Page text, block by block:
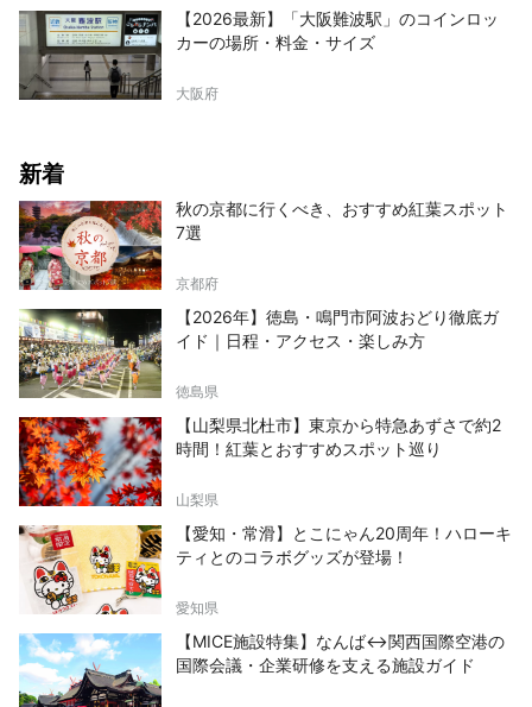
【2026最新】「大阪難波駅」のコインロッ
カーの場所・料金・サイズ
大阪府
新着
秋の京都に行くべき、おすすめ紅葉スポット
7選
京都府
【2026年】徳島・鳴門市阿波おどり徹底ガ
イド｜日程・アクセス・楽しみ方
徳島県
【山梨県北杜市】東京から特急あずさで約2
時間！紅葉とおすすめスポット巡り
山梨県
【愛知・常滑】とこにゃん20周年！ハローキ
ティとのコラボグッズが登場！
愛知県
【MICE施設特集】なんば↔関西国際空港の
国際会議・企業研修を支える施設ガイド